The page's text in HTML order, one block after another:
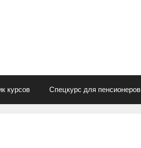
курсов Спецкурс для пенсионеров